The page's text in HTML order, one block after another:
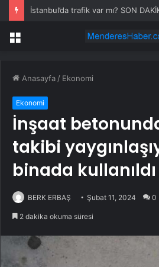
Menü
Anasayfa / Ekonomi
Ekonomi
İnşaat
takibi
binada kullanıldı
BERK ERBAŞ Şubat 11, 2024 0
2 dakika okuma süresi